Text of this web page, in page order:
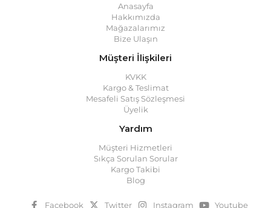
Anasayfa
Hakkımızda
Mağazalarımız
Bize Ulaşın
Müşteri İlişkileri
KVKK
Kargo & Teslimat
Mesafeli Satış Sözleşmesi
Üyelik
Yardım
Müşteri Hizmetleri
Sıkça Sorulan Sorular
Kargo Takibi
Blog
Facebook Twitter Instagram Youtube